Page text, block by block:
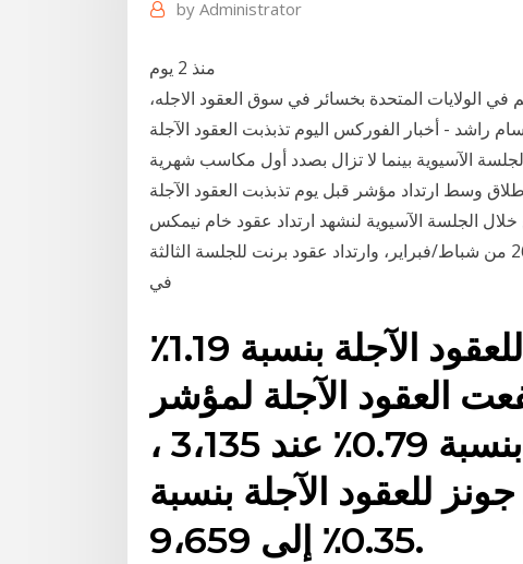
by Administrator
منذ 2 يوم
كما تم تداول الأسهم في الولايات المتحدة بخسائر في سوق العقود الاجله،
يزيد عن 200 نقطة. دبي - بسام راشد - أخبار الفوركس اليوم تذبذبت العقود الآجلة
الآسيوية بينما لا تزال بصدد أول مكاسب شهرية
وسط ارتداد مؤشر قبل يوم تذبذبت العقود الآجلة
الجلسة الآسيوية لنشهد ارتداد عقود خام نيمكس
للجلسة الثالثة في ستة جلسات من الأعلى لها منذ 26 من شباط/فبراير، وارتداد عقود برنت للجلسة الثالثة
في
ارتفعت مؤشر داو جونز للعقود الآجلة بنسبة 1.19٪
ارتفعت العقود الآجلة لمؤشر
ستاندرد آند بورز 500 بنسبة 0.79٪ عند 3،135 ،
للعقود الآجلة بنسبة
0.35٪ إلى 9،659.